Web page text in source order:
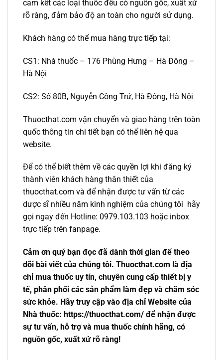
cam kết các loại thuốc đều có nguồn gốc, xuất xứ
rõ ràng, đảm bảo độ an toàn cho người sử dụng.
Khách hàng có thể mua hàng trực tiếp tại:
CS1: Nhà thuốc – 176 Phùng Hưng – Hà Đông –
Hà Nội
CS2: Số 80B, Nguyễn Công Trứ, Hà Đông, Hà Nội
Thuocthat.com vận chuyển và giao hàng trên toàn
quốc thông tin chi tiết bạn có thể liên hệ qua
website.
Để có thể biết thêm về các quyền lợi khi đăng ký
thành viên khách hàng thân thiết của
thuocthat.com và để nhận được tư vấn từ các
dược sĩ nhiều năm kinh nghiệm của chúng tôi hãy
gọi ngay đến Hotline: 0979.103.103 hoặc inbox
trực tiếp trên fanpage.
Cảm ơn quý bạn đọc đã dành thời gian để theo
dõi bài viết của chúng tôi. Thuocthat.com là địa
chỉ mua thuốc uy tín, chuyên cung cấp thiết bị y
tế, phân phối các sản phẩm làm đẹp và chăm sóc
sức khỏe. Hãy truy cập vào địa chỉ Website của
Nhà thuốc: https://thuocthat.com/ để nhận được
sự tư vấn, hỗ trợ và mua thuốc chính hãng, có
nguồn gốc, xuất xứ rõ ràng!